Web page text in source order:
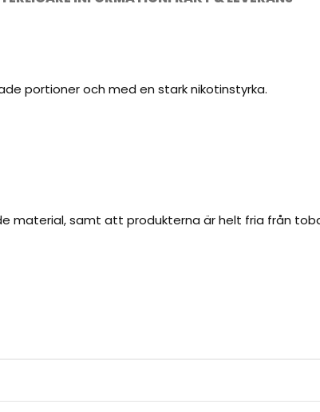
portioner och med en stark nikotinstyrka.
material, samt att produkterna är helt fria från